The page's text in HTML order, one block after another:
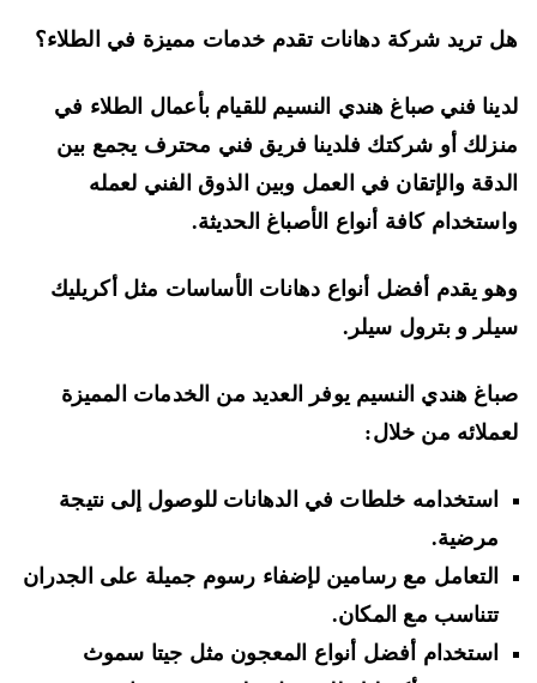
تريد شركة دهانات تقدم خدمات مميزة في الطلاء؟
فني صباغ هندي النسيم للقيام بأعمال الطلاء في
أو شركتك فلدينا فريق فني محترف يجمع بين
والإتقان في العمل وبين الذوق الفني لعمله
كافة أنواع الأصباغ الحديثة.
يقدم أفضل أنواع دهانات الأساسات مثل أكريليك
و بترول سيلر.
هندي النسيم يوفر العديد من الخدمات المميزة
من خلال:
استخدامه خلطات في الدهانات للوصول إلى نتيجة
مرضية.
التعامل مع رسامين لإضفاء رسوم جميلة على الجدران
تتناسب مع المكان.
استخدام أفضل أنواع المعجون مثل جيتا سموث